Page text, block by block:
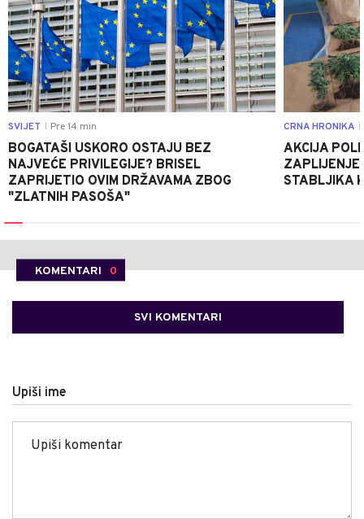
SVIJET Pre 14 min
BOGATAŠI USKORO OSTAJU BEZ
NAJVEĆE PRIVILEGIJE? BRISEL
ZAPRIJETIO OVIM DRŽAVAMA ZBOG
"ZLATNIH PASOŠA"
CRNA HRONIKA
AKCIJA
STABLJIKA
KOMENTARI 0
SVI KOMENTARI
Upiši ime